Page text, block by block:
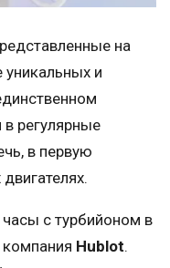
на
уникальных и
регулярные
в первую
с турбийоном в
компания Hublot.